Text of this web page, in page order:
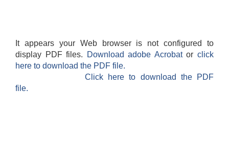
It appears your Web browser is not configured to
display PDF files.
Download adobe Acrobatorclick
here to download the PDF file.
Click here to download the PDF
file.